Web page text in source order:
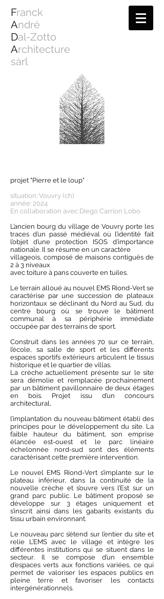
Franck
André
Dal-Zotto
Architecture
sàrl
projet "Pierre et le loup"
situation: Vouvry (ch)
année: 2024
En collaboration avec Diego Carrion Lobo
L’ancien bourg du village de Vouvry porte les
traces d’un passé médiéval où l’identité fait
l’objet d’une protection ISOS d’importance
nationale. Il se résume en un caractère
villageois, composé de maisons contiguës de
2 à 3 niveaux
avec toiture à pans couverte en tuiles.
Le terrain alloué au nouvel EMS Riond-Vert se
caractérise par une succession de plateaux
horizontaux se déclinant du Nord au Sud, du
centre bourg où se trouve le bâtiment
communal à sa périphérie immédiate
occupée par des terrains de sport.
Construit dans les années 70 sur ce terrain,
l’école, sa salle de sport et les différents
espaces sportifs extérieurs articulent le tissus
historique et le quartier de villas.
La crèche actuellement présente sur le site
sera démolie et remplacée prochainement
par un bâtiment pavillonnaire de deux étages
en bois. Projet issu d’un concours
architectural,
l’implantation du nouveau bâtiment établi des
principes pour le développement du site. La
faible hauteur du bâtiment, son emprise
élancée est-ouest et le parc linéaire
échelonnée nord-sud sont des éléments
caractérisant cette première intervention.
Le nouvel EMS Riond-Vert s’implante sur le
plateau inférieur, dans la continuité de la
nouvelle crèche et s’ouvre vers l’Est sur un
grand parc public. Le bâtiment proposé se
développe sur 3 étages uniquement et
s’inscrit ainsi dans les gabarits existants du
tissu urbain environnant.
Le nouveau parc s’étend sur l’entier du site et
relie L’EMS avec le village et intègre les
différentes institutions qui se situent dans le
secteur. Il se compose d’un ensemble
d’espaces verts aux fonctions variées, ce qui
permet de valoriser les espaces publics en
pleine terre et favoriser les contacts
intergénérationnels.